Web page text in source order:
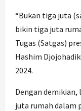
“Bukan tiga juta
bikin tiga juta
Tugas (Satgas)
Hashim
2024.
Dengan
juta rumah dalam